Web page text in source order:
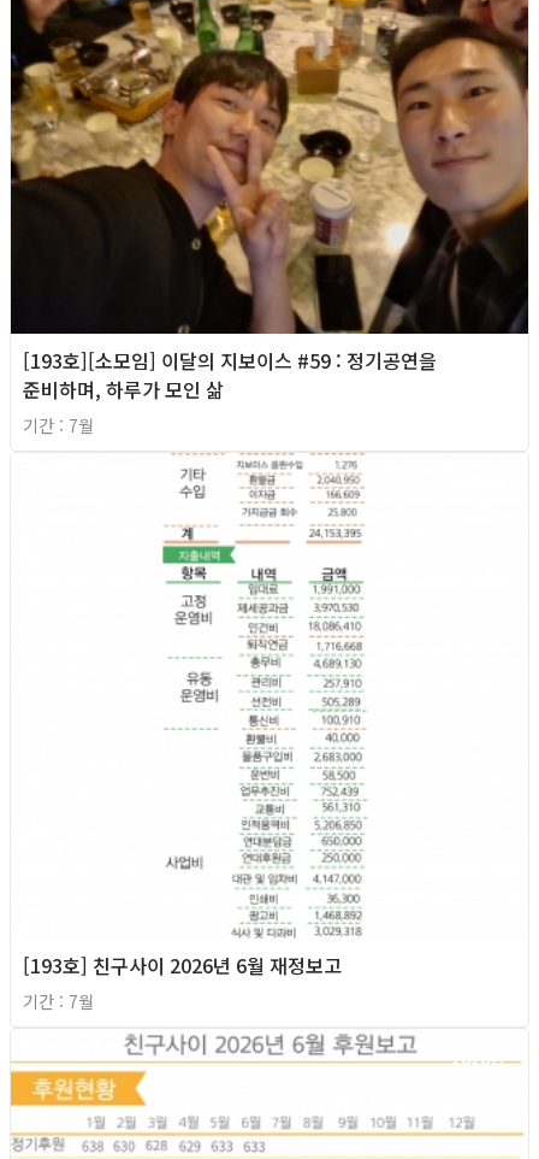
[193호][소모임] 이달의 지보이스 #59 : 정기공연을
준비하며, 하루가 모인 삶
기간 : 7월
[193호] 친구사이 2026년 6월 재정보고
기간 : 7월
2026년